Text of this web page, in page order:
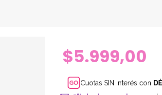
$5.999,00
Cuotas SIN interés con